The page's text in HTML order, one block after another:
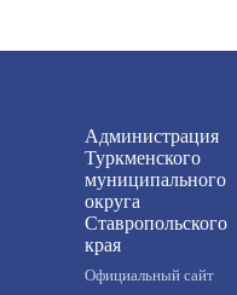
Администрация
Туркменского
муниципального
округа
Ставропольского
края
Официальный сайт